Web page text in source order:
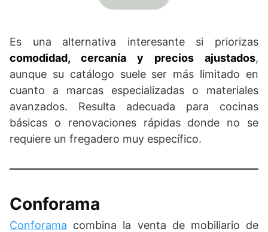
Es una alternativa interesante si priorizas
comodidad, cercanía y precios ajustados,
aunque su catálogo suele ser más limitado en
cuanto a marcas especializadas o materiales
avanzados. Resulta adecuada para cocinas
básicas o renovaciones rápidas donde no se
requiere un fregadero muy específico.
Conforama
Conforama combina la venta de mobiliario de